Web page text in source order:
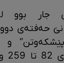
جار بوو
حەفتەی
و